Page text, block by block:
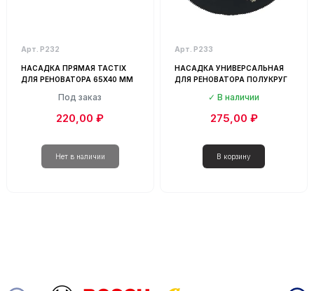
Арт. Р232
НАСАДКА ПРЯМАЯ TACTIX
ДЛЯ РЕНОВАТОРА 65Х40 ММ
Под заказ
220,00 ₽
Арт. Р233
НАСАДКА УНИВЕРСАЛЬНАЯ
ДЛЯ РЕНОВАТОРА ПОЛУКРУГ
В наличии
275,00 ₽